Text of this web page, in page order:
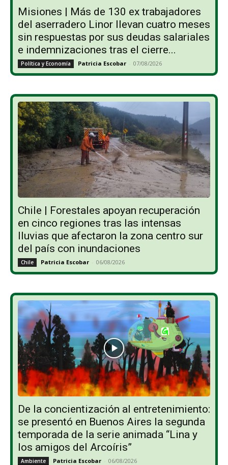
Misiones | Más de 130 ex trabajadores
del aserradero Linor llevan cuatro meses
sin respuestas por sus deudas salariales
e indemnizaciones tras el cierre...
Política y Economía Patricia Escobar - 07/08/2026
Chile | Forestales apoyan recuperación
en cinco regiones tras las intensas
lluvias que afectaron la zona centro sur
del país con inundaciones
Chile Patricia Escobar - 06/08/2026
De la concientización al entretenimiento:
se presentó en Buenos Aires la segunda
temporada de la serie animada “Lina y
los amigos del Arcoíris”
Ambiente Patricia Escobar - 06/08/2026